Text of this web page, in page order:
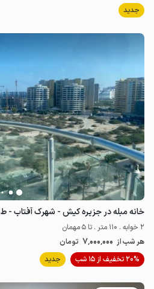
جدید
خانه مبله در جزیره کیش - شهرک آفتاب - ط ۱۰
2 خوابه . 110 متر . تا 5 مهمان
هر شب از 7٬000٬000 تومان
20% تخفیف از 15 شب
جدید